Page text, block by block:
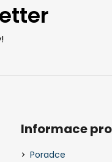
Informace
Poradce